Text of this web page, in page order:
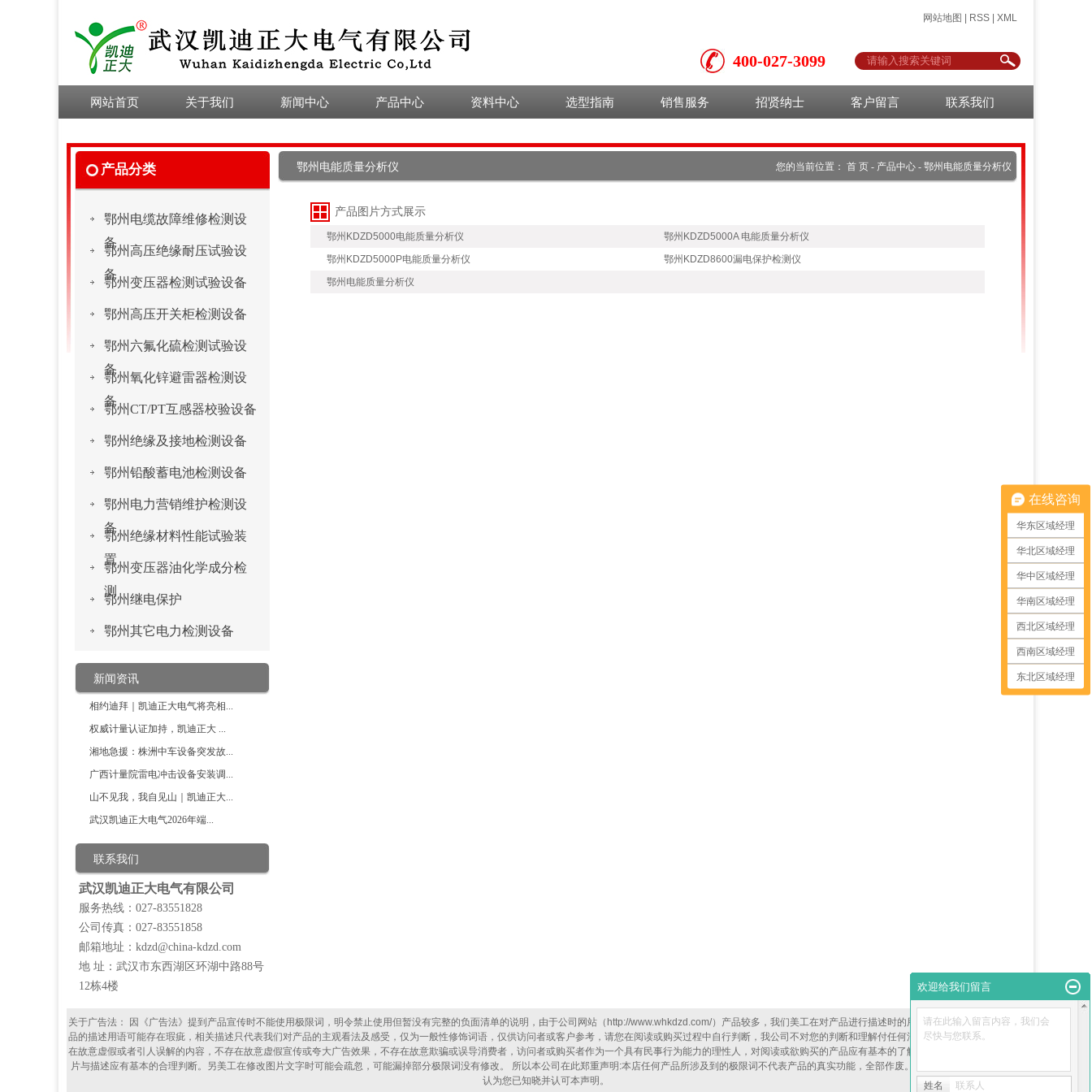
400-027-3099
网站地图 RSS XML
网站首页 关于我们
检定证书
领导致辞
联系我们
新闻中心
行业新闻
技术文章
产品中心
修检测设备
鄂州高压绝缘耐
鄂州六氟化硫检
测试验设备
鄂州氧化锌避雷
资料中心 选型指南 销售服务 招贤纳士 客户留言 联系我们
产品分类
鄂州电缆故障维修检测设
备
鄂州高压绝缘耐压试验设
备
鄂州变压器检测试验设备
鄂州高压开关柜检测设备
鄂州六氟化硫检测试验设
备
鄂州氧化锌避雷器检测设
备
鄂州CT/PT互感器校验设备
鄂州绝缘及接地检测设备
鄂州铅酸蓄电池检测设备
鄂州电力营销维护检测设
备
鄂州绝缘材料性能试验装
置
鄂州变压器油化学成分检
测
鄂州继电保护
鄂州其它电力检测设备
新闻资讯
相约迪拜｜凯迪正大电气将亮相...
权威计量认证加持，凯迪正大 ...
湘地急援：株洲中车设备突发故...
广西计量院雷电冲击设备安装调...
山不见我，我自见山｜凯迪正大...
武汉凯迪正大电气2026年端...
联系我们
武汉凯迪正大电气有限公司
服务热线：027-83551828
公司传真：027-83551858
邮箱地址：kdzd@china-kdzd.com
地 址：武汉市东西湖区环湖中路88号
12栋4楼
鄂州电能质量分析仪 您的当前位置： 首 页 - 产品中心 - 鄂州电能质量分析仪
产品图片方式展示
鄂州KDZD5000电能质量分析仪
鄂州KDZD5000A 电能质量分析仪
鄂州KDZD5000P电能质量分析仪
鄂州KDZD8600漏电保护检测仪
鄂州电能质量分析仪
关于广告法： 因《广告法》提到产品宣传时不能使用极限词，明令禁止使用但暂没有完整的负面清单的说明，由于公司网站（http://www.whkdzd.com/）产品较多，我们美工在对产品进行描述时的用语或是咨询时客服介绍产
品的描述用语可能存在瑕疵，相关描述只代表我们对产品的主观看法及感受，仅为一般性修饰词语，仅供访问者或客户参考，请您在阅读或购买过程中自行判断，我公司不对您的判断和理解付任何法律责任，我们本身均不存
在故意虚假或者引人误解的内容，不存在故意虚假宣传或夸大广告效果，不存在故意欺骗或误导消费者，访问者或购买者作为一个具有民事行为能力的理性人，对阅读或欲购买的产品应有基本的了解和认识，对产品展示的图
片与描述应有基本的合理判断。另美工在修改图片文字时可能会疏忽，可能漏掉部分极限词没有修改。 所以本公司在此郑重声明:本店任何产品所涉及到的极限词不代表产品的真实功能，全部作废。凡访问者或购买者本店均
认为您已知晓并认可本声明。
欢迎给我们留言
请在此输入留言内容，我们会
尽快与您联系。
姓名 联系人
在线咨询
华东区域经理
华北区域经理
华中区域经理
华南区域经理
西北区域经理
西南区域经理
东北区域经理